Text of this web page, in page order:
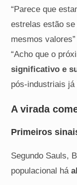
“Parece que
estrelas estão
mesmos
“Acho que o
significativo e
pós-industriais já
A virada
Primeiros
Segundo Sauls,
populacional há